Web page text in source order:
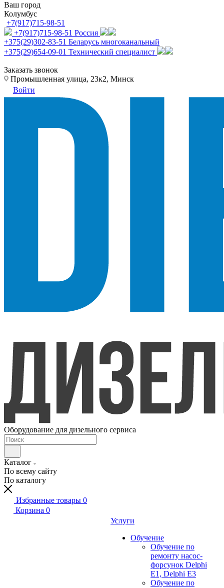
Ваш город
Колумбус
+7(917)715-98-51
+7(917)715-98-51 Россия
+375(29)302-83-51 Беларусь многоканальный
+375(29)654-09-01 Технический специалист
Заказать звонок
Промышленная улица, 23к2, Минск
Войти
Оборудование для дизельного сервиса
Каталог
По всему сайту
По каталогу
Избранные товары 0
Корзина 0
Услуги
Обучение
Обучение по
ремонту насос-
форсунок Delphi
E1, Delphi E3
Обучение по